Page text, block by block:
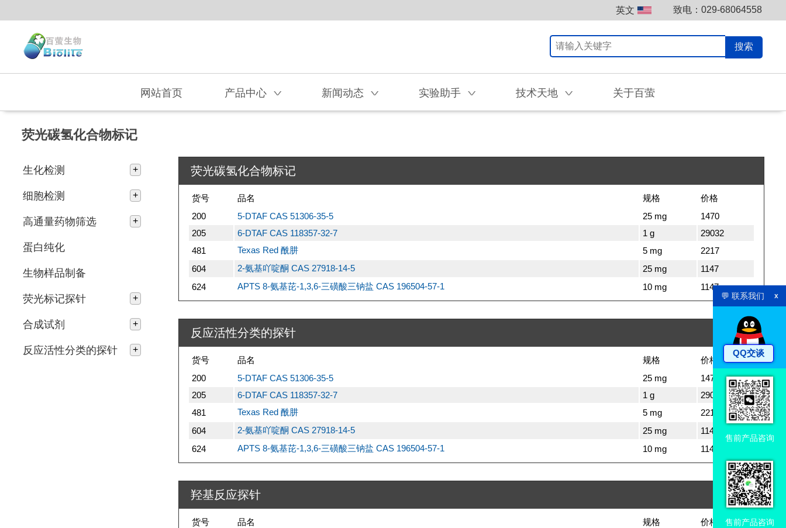
英文 致电：029-68064558
搜索
网站首页 产品中心 V 新闻动态 V 实验助手 V 技术天地 V 关于百萤
荧光碳氢化合物标记
生化检测 +
细胞检测 +
高通量药物筛选 +
蛋白纯化
生物样品制备
荧光标记探针 +
合成试剂 +
反应活性分类的探针 +
荧光碳氢化合物标记
货号 品名 规格
价格
200
5-DTAF CAS 51306-35-5 25 mg
1470
205
6-DTAF CAS 118357-32-7 1 g
29032
481
Texas Red 酰肼 5 mg
2217
604
2-氨基吖啶酮 CAS 27918-14-5 25 mg
1147
624
APTS 8-氨基芘-1,3,6-三磺酸三钠盐 CAS 196504-57-1 10 mg 1147
反应活性分类的探针
货号 品名 规格
价格
200
5-DTAF CAS 51306-35-5 25 mg
1470
205
6-DTAF CAS 118357-32-7 1 g
29032
481
Texas Red 酰肼 5 mg
2217
604
2-氨基吖啶酮 CAS 27918-14-5 25 mg
1147
624
APTS 8-氨基芘-1,3,6-三磺酸三钠盐 CAS 196504-57-1 10 mg 1147
羟基反应探针
货号 品名 规格
价格
💬 联系我们 x
QQ交谈
售前产品咨询
售前产品咨询